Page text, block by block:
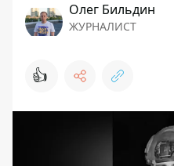
Олег Бильдин
ЖУРНАЛИСТ
👍